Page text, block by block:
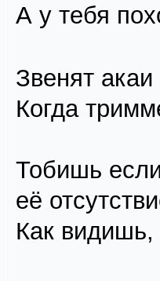
А у тебя
Звенят
Когда
Тобишь
её
Как видишь,